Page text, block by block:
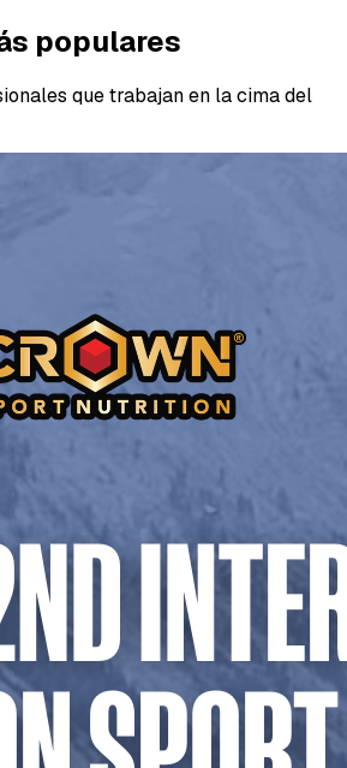
populares
que trabajan en la cima del